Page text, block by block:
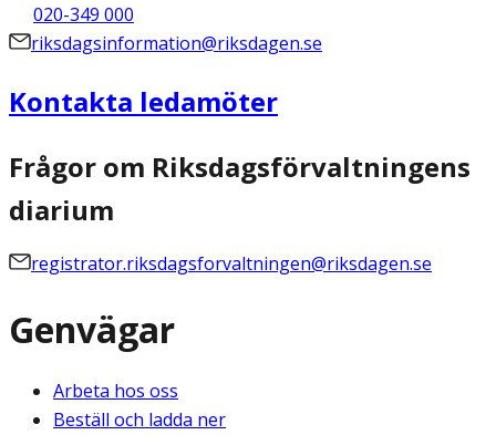
020-349 000
riksdagsinformation@riksdagen.se
Kontakta ledamöter
Frågor om Riksdagsförvaltningens
diarium
registrator.riksdagsforvaltningen@riksdagen.se
Genvägar
Arbeta hos oss
Beställ och ladda ner